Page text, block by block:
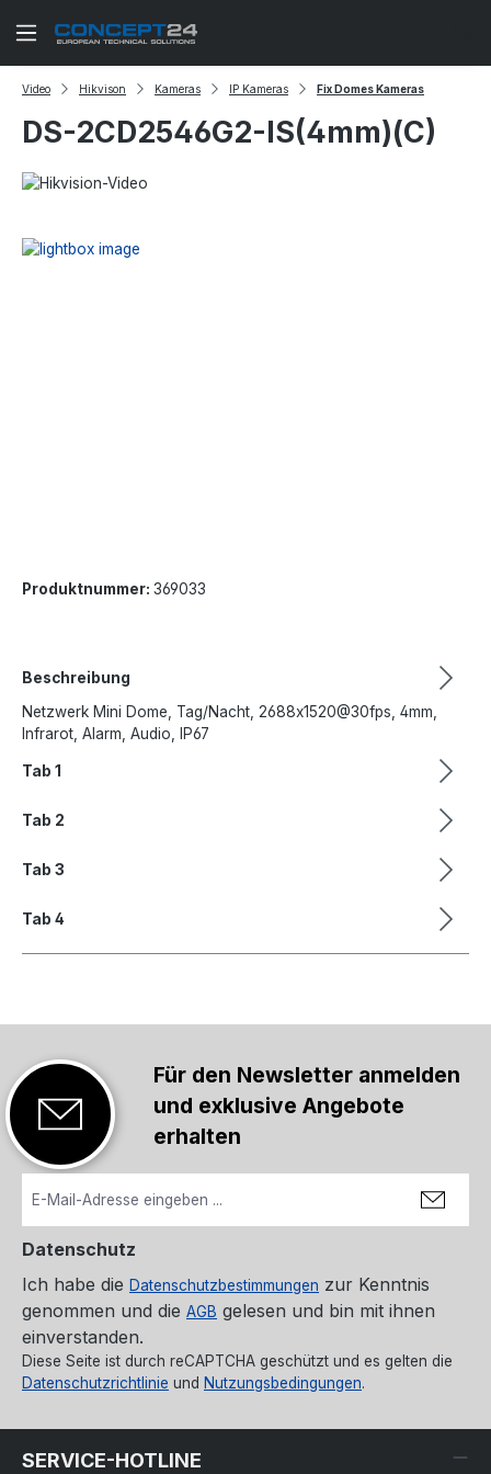
Zum Hauptinhalt springen
Video Hikvison Kameras IP Kameras Fix Domes Kameras
DS-2CD2546G2-IS(4mm)(C)
Produktnummer: 369033
Beschreibung
Netzwerk Mini Dome, Tag/Nacht, 2688x1520@30fps, 4mm,
Infrarot, Alarm, Audio, IP67
Tab 1
Tab 2
Tab 3
Tab 4
Für den Newsletter anmelden
und exklusive Angebote
erhalten
Datenschutz
Ich habe die Datenschutzbestimmungen zur Kenntnis
genommen und die AGB gelesen und bin mit ihnen
einverstanden.
Diese Seite ist durch reCAPTCHA geschützt und es gelten die
Datenschutzrichtlinie und Nutzungsbedingungen.
SERVICE-HOTLINE